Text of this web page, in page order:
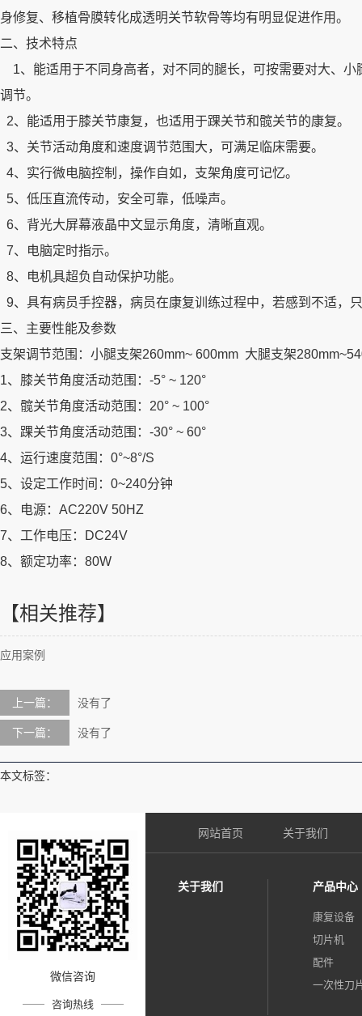
身修复、移植骨膜转化成透明关节软骨等均有明显促进作用。
二、技术特点
1、能适用于不同身高者，对不同的腿长，可按需要对大、
调节。
2、能适用于膝关节康复，也适用于踝关节和髋关节的康复。
3、关节活动角度和速度调节范围大，可满足临床需要。
4、实行微电脑控制，操作自如，支架角度可记忆。
5、低压直流传动，安全可靠，低噪声。
6、背光大屏幕液晶中文显示角度，清晰直观。
7、电脑定时指示。
8、电机具超负自动保护功能。
9、具有病员手控器，病员在康复训练过程中，若感到不适，
三、主要性能及参数
支架调节范围：小腿支架260mm~ 600mm 大腿支架
1、膝关节角度活动范围：-5° ~ 120°
2、髋关节角度活动范围：20° ~ 100°
3、踝关节角度活动范围：-30° ~ 60°
4、运行速度范围：0°~8°/S
5、设定工作时间：0~240分钟
6、电源：AC220V 50HZ
7、工作电压：DC24V
8、额定功率：80W
【相关推荐】
应用案例
上一篇： 没有了
下一篇： 没有了
本文标签：
微信咨询
咨询热线
网站首页 关于我们
关于我们 产品中心
康复设备
切片机
配件
一次性刀